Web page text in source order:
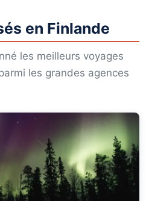
en Finlande
les meilleurs voyages
les grandes agences